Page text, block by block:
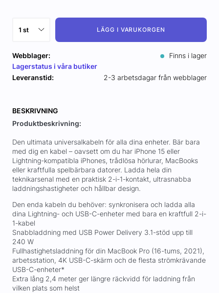
LÄGG I VARUKORGEN
Webblager:
Finns i lager
Lagerstatus i våra butiker
Leveranstid:
2-3 arbetsdagar från webblager
BESKRIVNING
Produktbeskrivning:
Den ultimata universalkabeln för alla dina enheter. Bär bara
med dig en kabel – oavsett om du har iPhone 15 eller
Lightning-kompatibla iPhones, trådlösa hörlurar, MacBooks
eller kraftfulla spelbärbara datorer. Ladda hela din
teknikarsenal med en praktisk 2-i-1-kontakt, ultrasnabba
laddningshastigheter och hållbar design.
Den enda kabeln du behöver: synkronisera och ladda alla
dina Lightning- och USB-C-enheter med bara en kraftfull 2-i-
1-kabel
Snabbladdning med USB Power Delivery 3.1-stöd upp till
240 W
Fullhastighetsladdning för din MacBook Pro (16-tums, 2021),
arbetsstation, 4K USB-C-skärm och de flesta strömkrävande
USB-C-enheter*
Extra lång 2,4 meter ger längre räckvidd för laddning från
vilken plats som helst